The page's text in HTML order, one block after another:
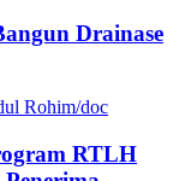
Drainase
RTLH